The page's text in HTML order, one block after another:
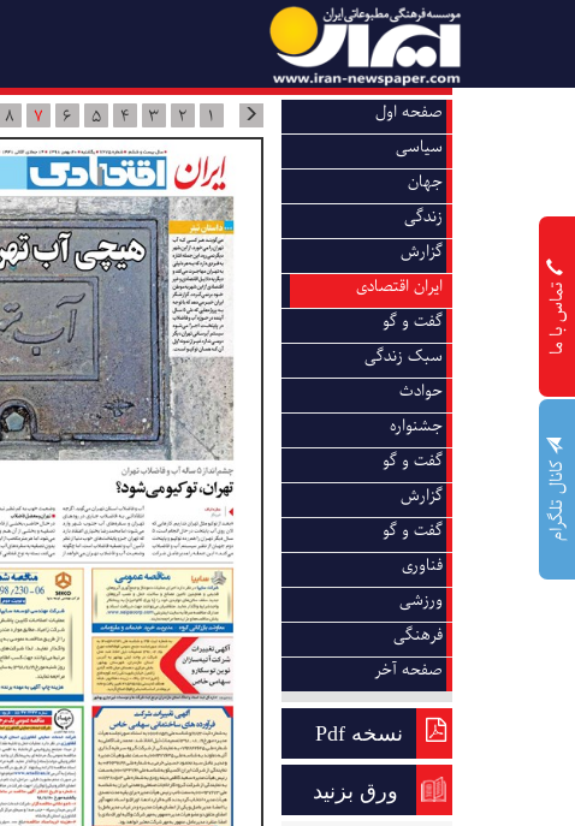
تماس با ما
کانال تلگرام
صفحه اول
سیاسی
جهان
زندگی
گزارش
ایران اقتصادی
گفت و گو
سبک زندگی
حوادث
جشنواره
گفت و گو
گزارش
گفت و گو
فناوری
ورزشی
فرهنگی
صفحه آخر
نسخه Pdf
ورق بزنید
1
2
3
4
5
6
7
8